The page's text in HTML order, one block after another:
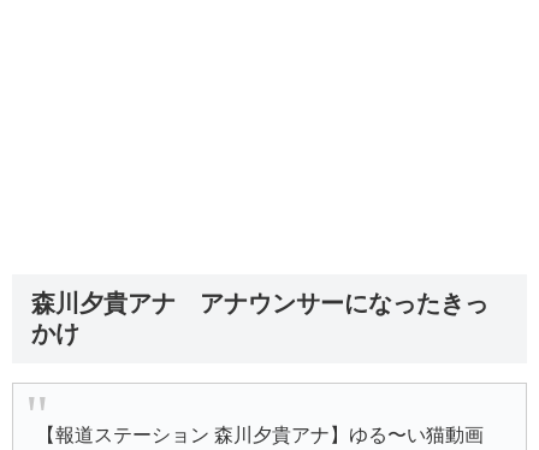
森川夕貴アナ アナウンサーになったきっ
かけ
【報道ステーション 森川夕貴アナ】ゆる〜い猫動画